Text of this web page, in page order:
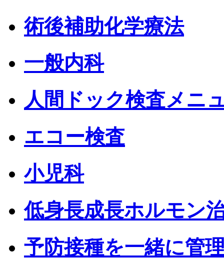
術後補助化学療法
一般内科
人間ドック検査メニ
エコー検査
小児科
低身長成長ホルモン
予防接種を一緒に管